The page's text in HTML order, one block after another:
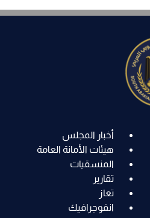
أخبار المجلس
هيئات الأمانة العامة
المنسقيات
تقارير
تعاز
انفوجرافيك